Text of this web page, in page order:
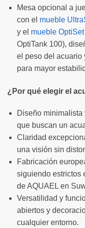
Mesa opcional a
con el mueble
y el mueble OptiSet
OptiTank 100),
el peso del acuario
para mayor
¿Por qué elegir el
Diseño
que buscan un
Claridad
una visión sin
Fabricación
siguiendo estrictos
de AQUAEL en
Versatilidad y
abiertos y
cualquier entorno.